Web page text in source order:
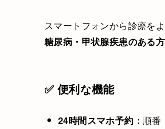
スマートフォンから診療を
糖尿病・甲状腺疾患のある
✅ 便利な機能
24時間スマホ予約： 順番